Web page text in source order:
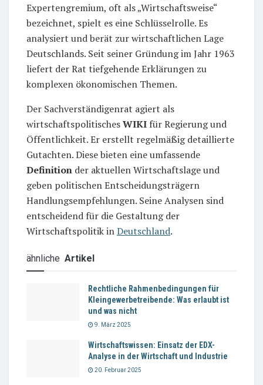
Expertengremium, oft als „Wirtschaftsweise“
bezeichnet, spielt es eine Schlüsselrolle. Es
analysiert und berät zur wirtschaftlichen Lage
Deutschlands. Seit seiner Gründung im Jahr 1963
liefert der Rat tiefgehende Erklärungen zu
komplexen ökonomischen Themen.
Der Sachverständigenrat agiert als
wirtschaftspolitischesWIKI für Regierung und
Öffentlichkeit. Er erstellt regelmäßig detaillierte
Gutachten. Diese bieten eine umfassende
Definition der aktuellen Wirtschaftslage und
geben politischen Entscheidungsträgern
Handlungsempfehlungen. Seine Analysen sind
entscheidend für die Gestaltung der
Wirtschaftspolitik inDeutschland.
ähnliche Artikel
Rechtliche Rahmenbedingungen für
Kleingewerbetreibende: Was erlaubt ist
und was nicht
9. März 2025
Wirtschaftswissen: Einsatz der EDX-
Analyse in der Wirtschaft und Industrie
20. Februar 2025